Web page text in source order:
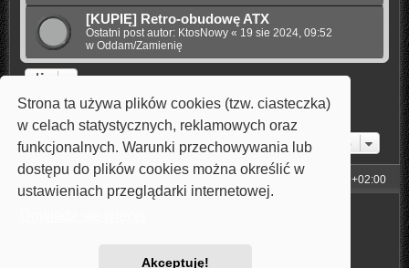
Strona ta używa plików cookies (tzw. ciasteczka)
w celach statystycznych, reklamowych oraz
funkcjonalnych. Warunki przechowywania lub
dostępu do plików cookies można określić w
ustawieniach przeglądarki internetowej.
Akceptuję!
[KUPIĘ] Retro-obudowę ATX
Ostatni post autor: KtosNowy« 19 sie 2024, 09:52
w Oddam/Zamienię
Znaleziono 111 wyników 1 2 3 4 5 Następna
Przejdź do
Strona główna UTC+02:00